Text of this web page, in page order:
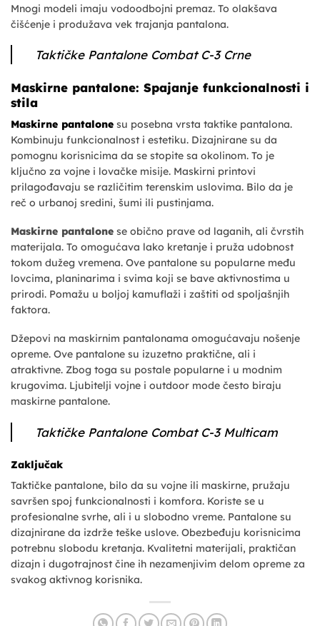
Mnogi modeli imaju vodoodbojni premaz. To olakšava
čišćenje i produžava vek trajanja pantalona.
Taktičke Pantalone Combat C-3 Crne
Maskirne pantalone: Spajanje funkcionalnosti i
stila
Maskirne pantalone su posebna vrsta taktike pantalona.
Kombinuju funkcionalnost i estetiku. Dizajnirane su da
pomognu korisnicima da se stopite sa okolinom. To je
ključno za vojne i lovačke misije. Maskirni printovi
prilagođavaju se različitim terenskim uslovima. Bilo da je
reč o urbanoj sredini, šumi ili pustinjama.
Maskirne pantalone se obično prave od laganih, ali čvrstih
materijala. To omogućava lako kretanje i pruža udobnost
tokom dužeg vremena. Ove pantalone su popularne među
lovcima, planinarima i svima koji se bave aktivnostima u
prirodi. Pomažu u boljoj kamuflaži i zaštiti od spoljašnjih
faktora.
Džepovi na maskirnim pantalonama omogućavaju nošenje
opreme. Ove pantalone su izuzetno praktične, ali i
atraktivne. Zbog toga su postale popularne i u modnim
krugovima. Ljubitelji vojne i outdoor mode često biraju
maskirne pantalone.
Taktičke Pantalone Combat C-3 Multicam
Zaključak
Taktičke pantalone, bilo da su vojne ili maskirne, pružaju
savršen spoj funkcionalnosti i komfora. Koriste se u
profesionalne svrhe, ali i u slobodno vreme. Pantalone su
dizajnirane da izdrže teške uslove. Obezbeđuju korisnicima
potrebnu slobodu kretanja. Kvalitetni materijali, praktičan
dizajn i dugotrajnost čine ih nezamenjivim delom opreme za
svakog aktivnog korisnika.